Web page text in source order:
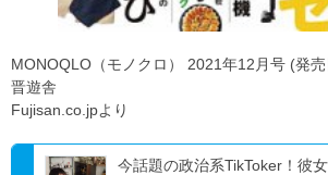
MONOQLO（モノクロ） 2021年12月号 (発
晋遊舎
Fujisan.co.jpより
今話題の政治系TikToker！彼